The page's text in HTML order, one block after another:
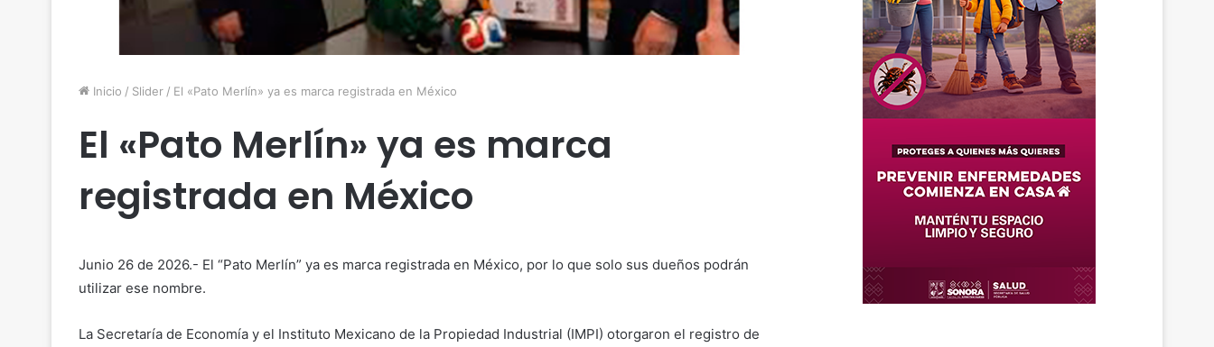
Inicio / Slider / El «Pato Merlín» ya es marca registrada en México
El «Pato Merlín» ya es marca
registrada en México
Junio 26 de 2026.- El “Pato Merlín” ya es marca registrada en México, por lo que solo sus dueños podrán
utilizar ese nombre.
La Secretaría de Economía y el Instituto Mexicano de la Propiedad Industrial (IMPI) otorgaron el registro de